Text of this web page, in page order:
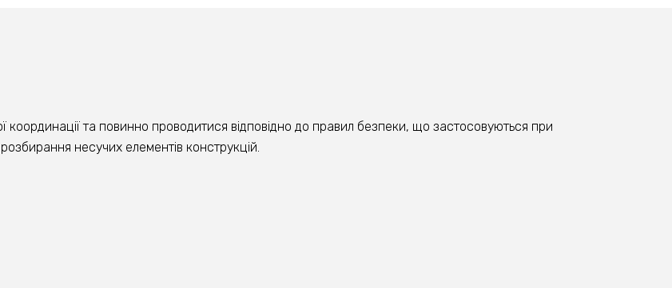
координації та повинно проводитися відповідно до правил безпеки, що застосовуються при
несучих елементів конструкцій.